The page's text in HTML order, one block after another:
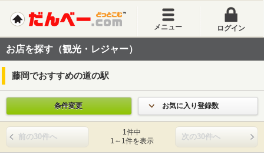
メニュー ログイン
お店を探す（観光・レジャー）
藤岡でおすすめの道の駅
条件変更 お気に入り登録数
前の30件へ
1件中
1～1件を表示
次の30件へ